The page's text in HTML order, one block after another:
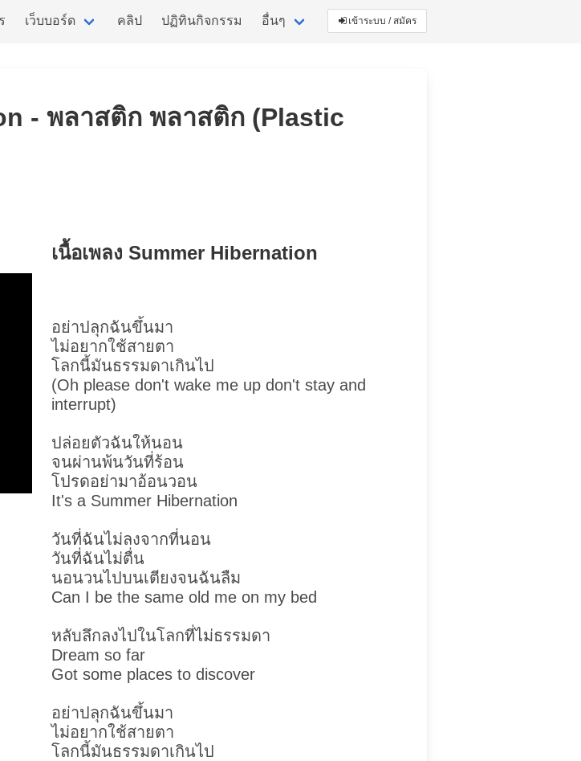
เว็บบอร์ด คลิป ปฏิทินกิจกรรม อื่นๆ เข้าระบบ / สมัคร
- พลาสติก พลาสติก (Plastic
เนื้อเพลง Summer Hibernation
อย่าปลุกฉันขึ้นมา
ไม่อยากใช้สายตา
โลกนี้มันธรรมดาเกินไป
(Oh please don't wake me up don't stay and
interrupt)
ปล่อยตัวฉันให้นอน
จนผ่านพ้นวันที่ร้อน
โปรดอย่ามาอ้อนวอน
It's a Summer Hibernation
วันที่ฉันไม่ลงจากที่นอน
วันที่ฉันไม่ตื่น
นอนวนไปบนเตียงจนฉันลืม
Can I be the same old me on my bed
หลับลึกลงไปในโลกที่ไม่ธรรมดา
Dream so far
Got some places to discover
อย่าปลุกฉันขึ้นมา
ไม่อยากใช้สายตา
โลกนี้มันธรรมดาเกินไป